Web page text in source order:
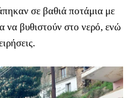
σε βαθιά ποτάμια με
να βυθιστούν στο νερό, ενώ